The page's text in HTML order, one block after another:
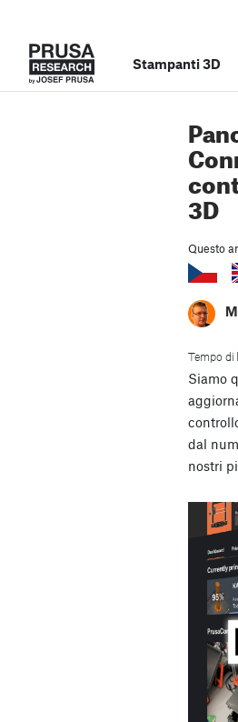
Stampanti 3D
3D
Questo
Tempo di
Siamo
dal
nostri